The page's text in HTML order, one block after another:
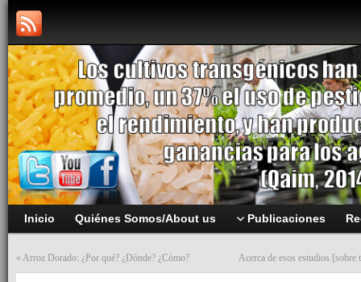
Inicio Quiénes Somos/About us Publicaciones
« Arroz Dorado: ¿Por qué? ¿Dónde? ¿Cómo? Acerca de esos estudios